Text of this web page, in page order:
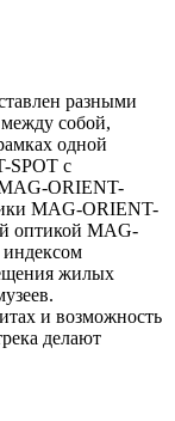
разными
собой,
одной
SPOT с
ORIENT-
MAG-ORIENT-
оптикой MAG-
жилых
и возможность
делают